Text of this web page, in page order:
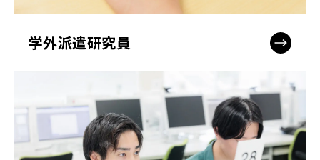
学外派遣研究員